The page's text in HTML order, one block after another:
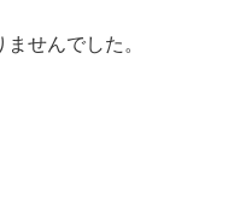
せんでした。